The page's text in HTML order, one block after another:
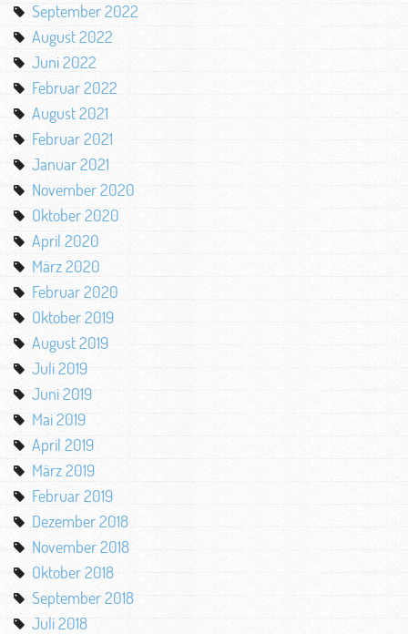
September 2022
August 2022
Juni 2022
Februar 2022
August 2021
Februar 2021
Januar 2021
November 2020
Oktober 2020
April 2020
März 2020
Februar 2020
Oktober 2019
August 2019
Juli 2019
Juni 2019
Mai 2019
April 2019
März 2019
Februar 2019
Dezember 2018
November 2018
Oktober 2018
September 2018
Juli 2018